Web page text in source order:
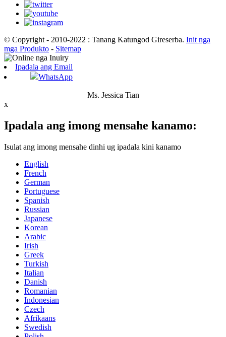
© Copyright - 2010-2022 : Tanang Katungod Gireserba. Init nga
mga Produkto - Sitemap
Ipadala ang Email
WhatsApp
Ms. Jessica Tian
x
Ipadala ang imong mensahe kanamo:
Isulat ang imong mensahe dinhi ug ipadala kini kanamo
English
French
German
Portuguese
Spanish
Russian
Japanese
Korean
Arabic
Irish
Greek
Turkish
Italian
Danish
Romanian
Indonesian
Czech
Afrikaans
Swedish